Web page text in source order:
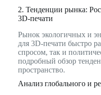
2. Тенденции рынка:
3D-печати
Рынок экологичных и
для 3D-печати быстро
спросом, так и
подробный обзор
пространство.
Анализ глобального и